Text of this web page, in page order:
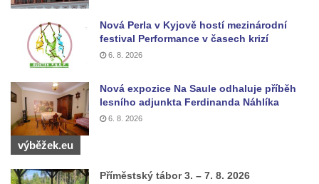
Kenotaf Josefa Stolle na hřbitově v Dolním
Podluží
Pomník obětem 1. světové války na
židovském hřbitově v Mostě
Hrob Aloise Podrábského na hřbitově v
Račicích
Pamětní deska Miroslava Švice na domě
čp. 43 v Lužci nad Vltavou
Pomník obětem 2. světové války v ulici 1.
Nová Perla v Kyjově hostí mezinárodní
festival Performance v časech krizí
6. 8. 2026
Nová expozice Na Saule odhaluje příběh
lesního adjunkta Ferdinanda Náhlíka
6. 8. 2026
výběžek.eu
Příměstský tábor 3. – 7. 8. 2026